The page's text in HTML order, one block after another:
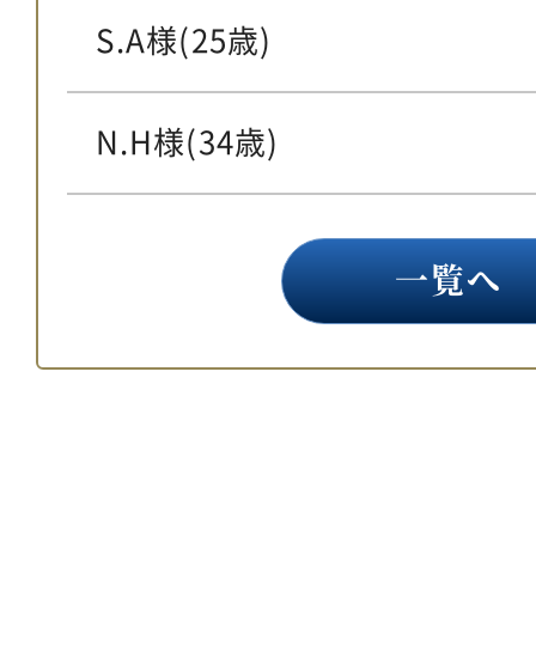
S.A様(25歳)
N.H様(34歳)
一覧へ